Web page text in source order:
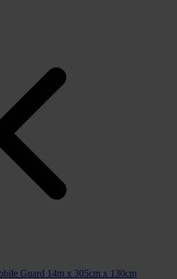
Guard 14m x 305cm x 130cm